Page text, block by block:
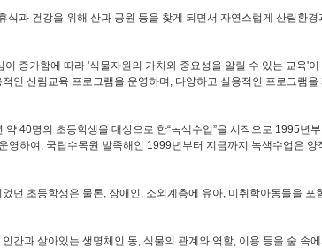
식과 건강을 위해 산과 공원 등을 찾게 되면서 자연스럽게 산림환경
증가함에 따라 '식물자원의 가치와 중요성을 알릴 수 있는 교육'
인 산림교육 프로그램을 운영하며, 다양하고 실용적인 프로그램
40명의 초등학생을 대상으로 한“녹색수업”을 시작으로 1995년
영하여, 국립수목원 발족해인 1999년부터 지금까지 녹색수업은 양
던 초등학생은 물론, 장애인, 소외계층에 유아, 미취학아동들을 포
간과 살아있는 생명체인 동, 식물의 관계와 역할, 이용 등을 숲 속